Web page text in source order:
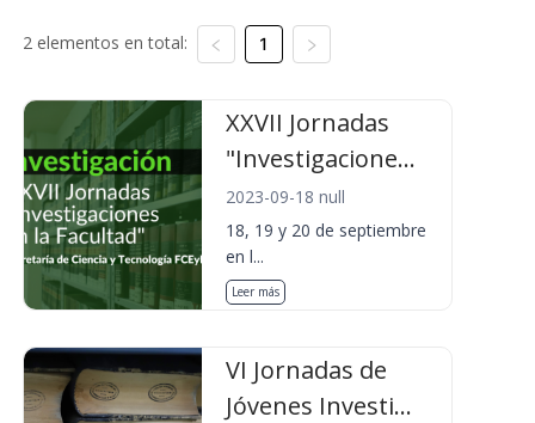
2 elementos en total: 1
XXVII Jornadas
"Investigacione...
2023-09-18 null
18, 19 y 20 de septiembre
en l...
Leer más
VI Jornadas de
Jóvenes Investi...